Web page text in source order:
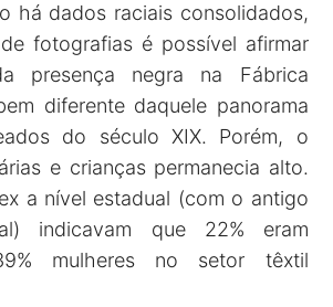
há dados raciais consolidados,
fotografias é possível afirmar
presença negra na Fábrica
diferente daquele panorama
do século XIX. Porém, o
e crianças permanecia alto.
a nível estadual (com o antigo
indicavam que 22% eram
mulheres no setor têxtil